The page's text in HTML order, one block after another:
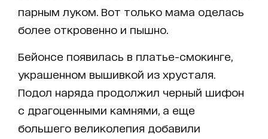
парным луком. Вот только мама оделась
более откровенно и пышно.
Бейонсе появилась в платье-смокинге,
украшенном вышивкой из хрусталя.
Подол наряда продолжил черный шифон
с драгоценными камнями, а еще
большего великолепия добавили